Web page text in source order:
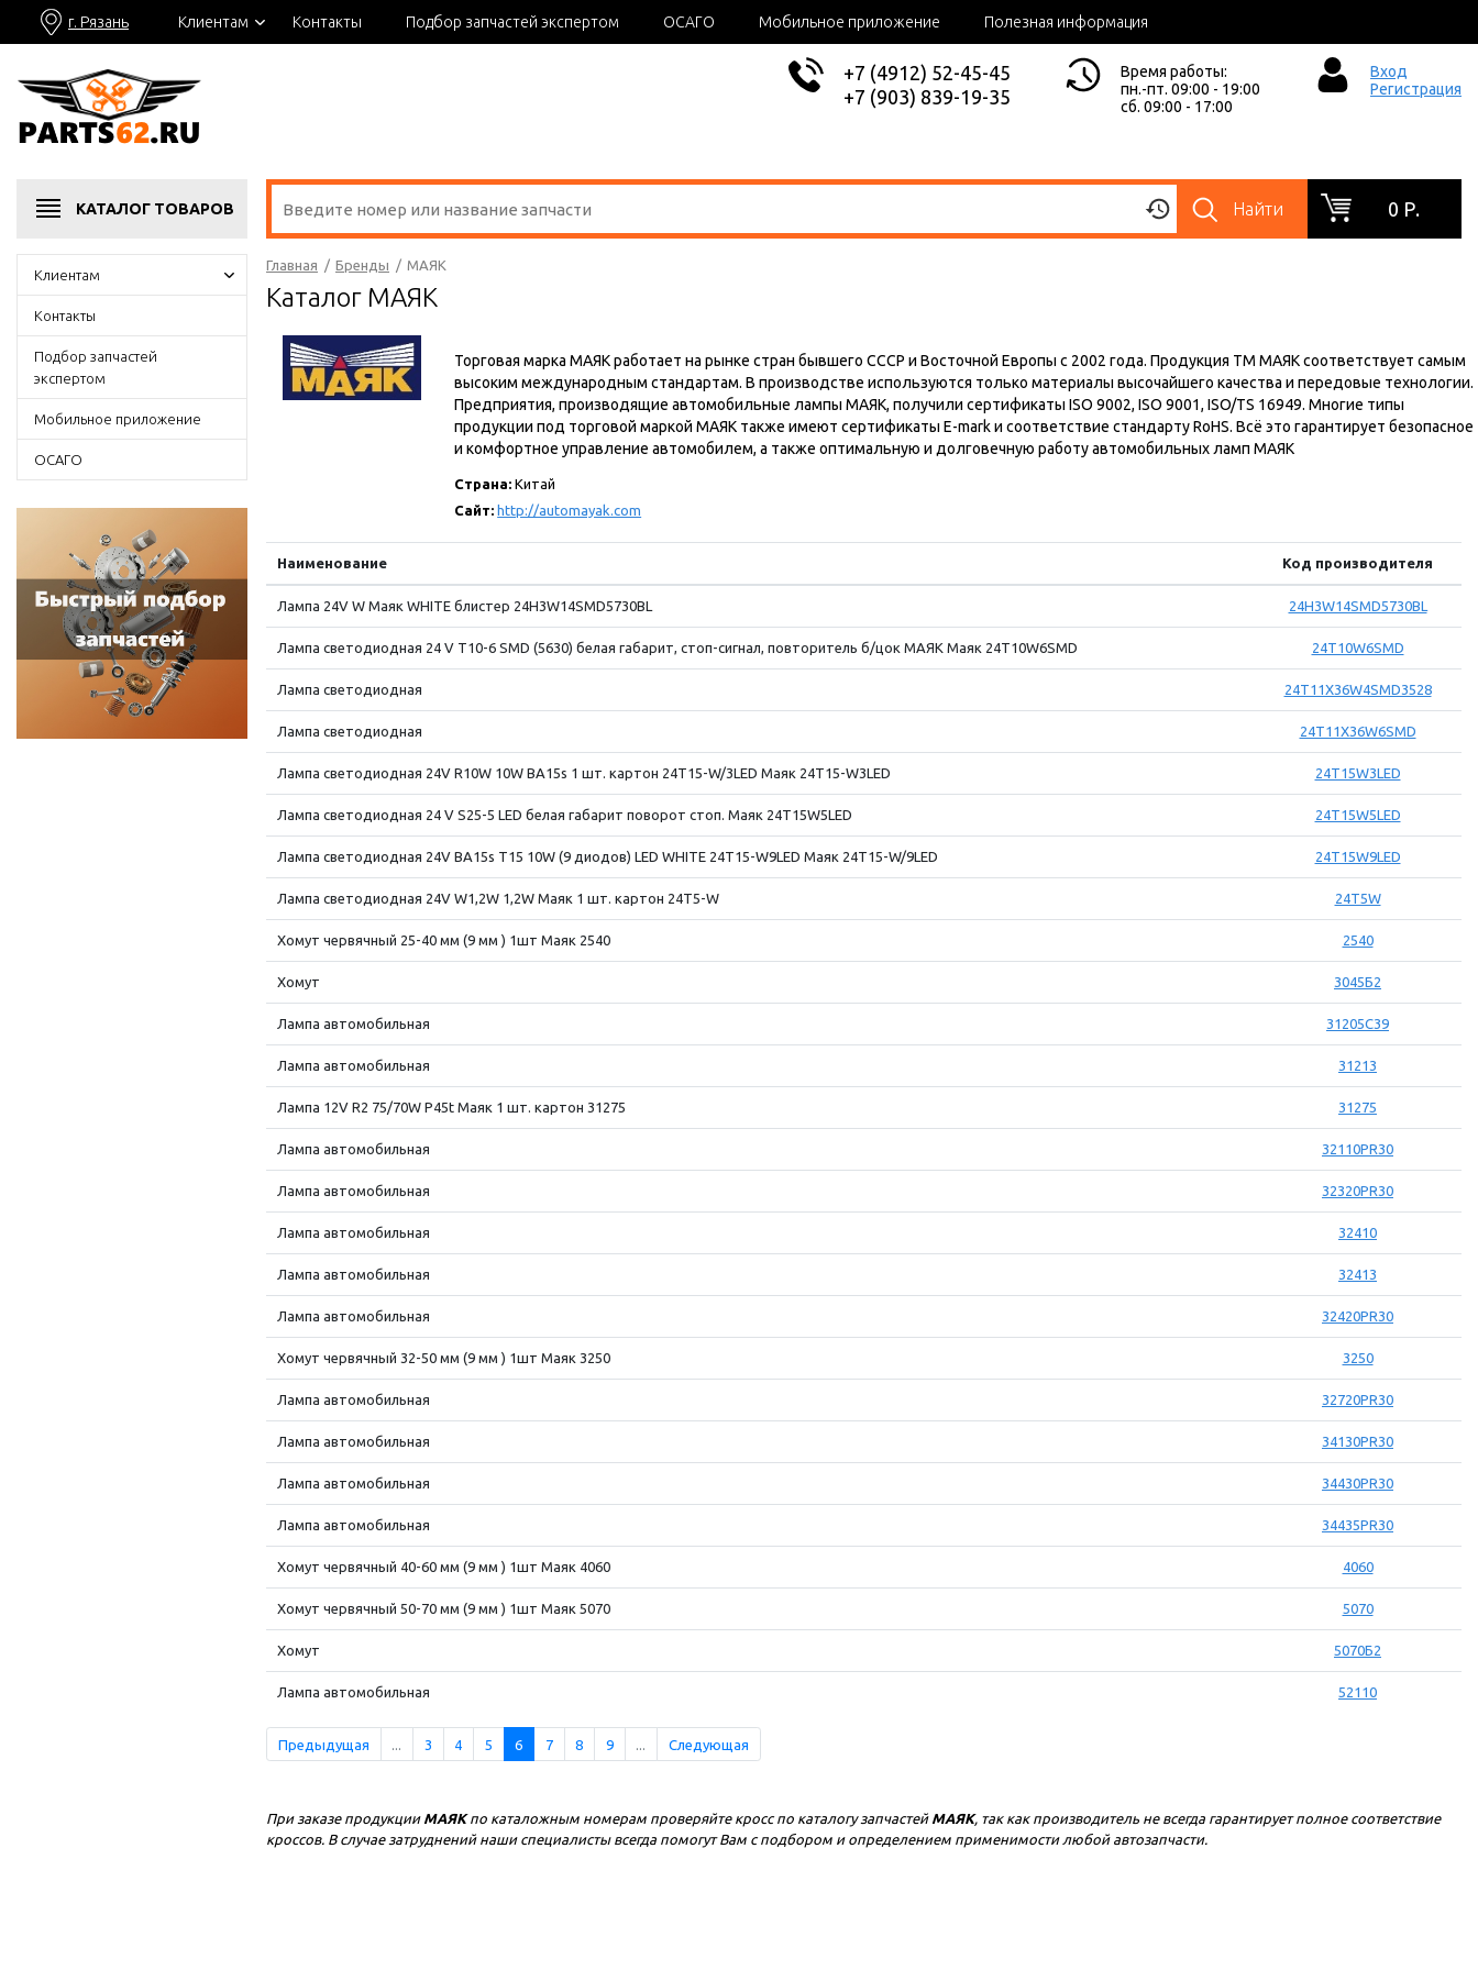
г. Рязань Клиентам Контакты Подбор запчастей экспертом ОСАГО Мобильное приложение Полезная информация
+7 (4912) 52-45-45
+7 (903) 839-19-35
Время работы:
пн.-пт. 09:00 - 19:00
сб. 09:00 - 17:00
Вход
Регистрация
КАТАЛОГ ТОВАРОВ Найти 0 Р.
Клиентам
Контакты
Подбор запчастей
экспертом
Мобильное приложение
ОСАГО
Главная / Бренды / МАЯК
Каталог МАЯК
Торговая марка МАЯК работает на рынке стран бывшего СССР и Восточной Европы с 2002 года. Продукция ТМ МАЯК соответствует самым
высоким международным стандартам. В производстве используются только материалы высочайшего качества и передовые технологии.
Предприятия, производящие автомобильные лампы МАЯК, получили сертификаты ISO 9002, ISO 9001, ISO/TS 16949. Многие типы
продукции под торговой маркой МАЯК также имеют сертификаты E-mark и соответствие стандарту RoHS. Всё это гарантирует безопасное
и комфортное управление автомобилем, а также оптимальную и долговечную работу автомобильных ламп МАЯК
Страна:Китай
Сайт: http://automayak.com
Наименование Код производителя
Лампа 24V W Маяк WHITE блистер 24H3W14SMD5730BL 24H3W14SMD5730BL
Лампа светодиодная 24 V T10-6 SMD (5630) белая габарит, стоп-сигнал, повторитель б/цок МАЯК Маяк 24T10W6SMD 24T10W6SMD
Лампа светодиодная 24T11X36W4SMD3528
Лампа светодиодная 24T11X36W6SMD
Лампа светодиодная 24V R10W 10W BA15s 1 шт. картон 24T15-W/3LED Маяк 24T15-W3LED 24T15W3LED
Лампа светодиодная 24 V S25-5 LED белая габарит поворот стоп. Маяк 24T15W5LED 24T15W5LED
Лампа светодиодная 24V BA15s T15 10W (9 диодов) LED WHITE 24T15-W9LED Маяк 24T15-W/9LED 24T15W9LED
Лампа светодиодная 24V W1,2W 1,2W Маяк 1 шт. картон 24T5-W 24T5W
Хомут червячный 25-40 мм (9 мм ) 1шт Маяк 2540 2540
Хомут 3045Б2
Лампа автомобильная 31205C39
Лампа автомобильная 31213
Лампа 12V R2 75/70W P45t Маяк 1 шт. картон 31275 31275
Лампа автомобильная 32110PR30
Лампа автомобильная 32320PR30
Лампа автомобильная 32410
Лампа автомобильная 32413
Лампа автомобильная 32420PR30
Хомут червячный 32-50 мм (9 мм ) 1шт Маяк 3250 3250
Лампа автомобильная 32720PR30
Лампа автомобильная 34130PR30
Лампа автомобильная 34430PR30
Лампа автомобильная 34435PR30
Хомут червячный 40-60 мм (9 мм ) 1шт Маяк 4060 4060
Хомут червячный 50-70 мм (9 мм ) 1шт Маяк 5070 5070
Хомут 5070Б2
Лампа автомобильная 52110
Предыдущая 3 4 5 6 7 8 9 Следующая
При заказе продукции МАЯКпо каталожным номерам проверяйте кросс по каталогу запчастейМАЯК, так как производитель не всегда гарантирует полное соответствие
кроссов. В случае затруднений наши специалисты всегда помогут Вам с подбором и определением применимости любой автозапчасти.